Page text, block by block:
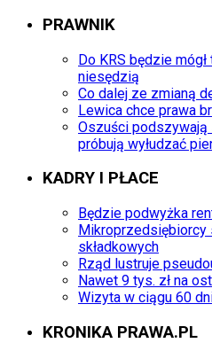
PRAWNIK
Do KRS będzie
niesędzią
Co dalej ze zmianą
Lewica chce prawa
Oszuści podszywają
próbują wyłudzać
KADRY I PŁACE
Będzie podwyżka
Mikroprzedsiębiorcy
składkowych
Rząd lustruje
Nawet 9 tys. zł na
Wizyta w ciągu 60
KRONIKA PRAWA.PL